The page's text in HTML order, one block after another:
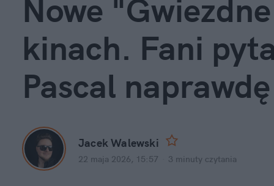
Nowe
kinach. Fani
Pascal
Jacek Walewski
22 maja 2026, 15:57 3 minuty czytania